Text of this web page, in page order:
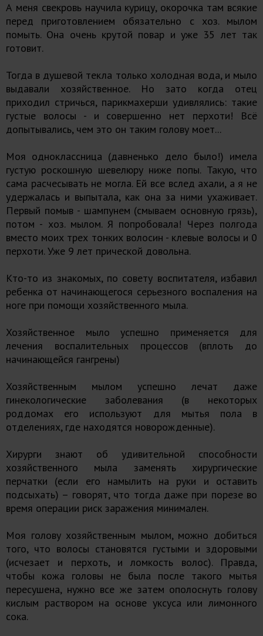
А меня свекровь научила курицу, окорочка там всякие
перед приготовлением обязательно с хоз. мылом
помыть. Она очень крутой повар и уже 35 лет так
готовит.
Тогда в душевой текла только холодная вода, и мыло
выдавали хозяйственное. Но зато когда отец
приходил стричься, парикмахерши удивлялись: такие
густые волосы - и совершенно нет перхоти! Всё
допытывались, чем это он таким голову моет...
Моя одноклассница (давненько дело было!) имела
густую роскошную шевелюру ниже попы. Такую, что
сама расчесывать не могла. Ей все вслед ахали, а я не
удержалась и выпытала, как она за ними ухаживает.
Первый помыв - шампунем (смываем основную грязь),
потом - хоз. мылом. Я попробовала! Через полгода
вместо моих трех тонких волосин - клевые волосы и 0
перхоти. Уже 9 лет прической довольна.
Кто-то из знакомых, по совету воспитателя, избавил
ребенка от начинающегося серьезного воспаления на
ноге при помощи хозяйственного мыла.
Хозяйственное мыло успешно применяется для
лечения воспалительных процессов (вплоть до
начинающейся гангрены)
Хозяйственным мылом успешно лечат даже
гинекологические заболевания (в некоторых
роддомах его используют для мытья пола в
отделениях, где находятся новорожденные).
Хирурги знают об удивительной способности
хозяйственного мыла заменять хирургические
перчатки (если его намылить на руки и оставить
подсыхать) – говорят, что тогда даже при порезе во
время операции риск заражения минимален.
Моя голову хозяйственным мылом, можно добиться
того, что волосы становятся густыми и здоровыми
(исчезает и перхоть, и ломкость волос). Правда,
чтобы кожа головы не была после такого мытья
пересушена, нужно все же затем ополоснуть голову
кислым раствором на основе уксуса или лимонного
сока.